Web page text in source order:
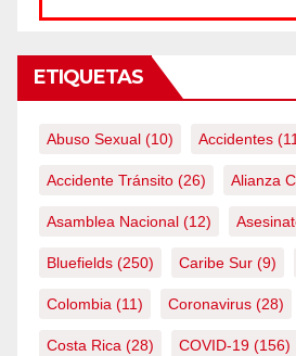
ETIQUETAS
Abuso Sexual (10) Accidentes
Accidente Tránsito (26) Alianza
Asamblea Nacional (12)
Bluefields (250) Caribe Sur (9)
Colombia (11) Coronavirus (28)
Costa Rica (28) COVID-19 (156)